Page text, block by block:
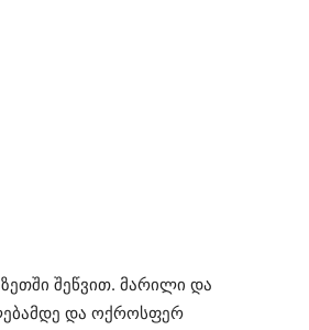
შეწვით. მარილი და
და ოქროსფერ